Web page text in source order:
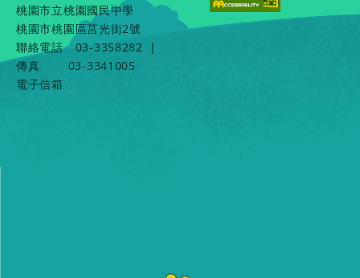
桃園市立桃園國民中學
桃園市桃園區莒光街2號
聯絡電話
03-3358282
|
傳真
03-3341005
電子信箱